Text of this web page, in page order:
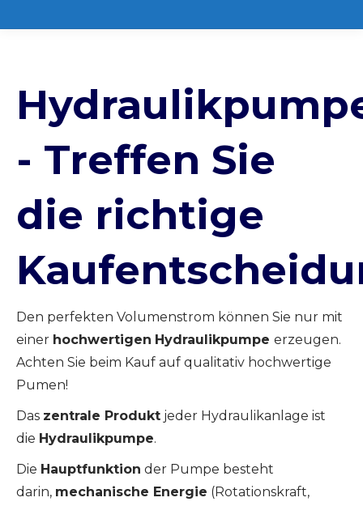
- Treffen Sie
die richtige
Den perfekten Volumenstrom können Sie nur mit
einer hochwertigen Hydraulikpumpe erzeugen.
Achten Sie beim Kauf auf qualitativ hochwertige
Pumen!
Das zentrale Produkt jeder Hydraulikanlage ist
die Hydraulikpumpe.
Die Hauptfunktion der Pumpe besteht
darin, mechanische Energie (Rotationskraft,